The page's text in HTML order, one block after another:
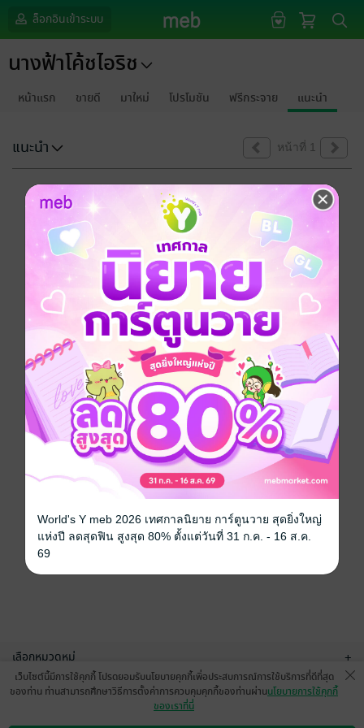
ล็อกอินเข้าระบบ
นางฟ้าโค้ชไอริช
หน้าแรก ขายดี มาใหม่ โปรโมชัน ฟรีกระจาย แนะนำ
แนะนำ หน้าที่ 1
ขออภัยด้วยนะคะ
ไม่พบข้อมูลในหัวข้อที่คุณกำลังชมค่ะ
เลือกหมวดหมู่ +
บริการช่วยเหลือ
เว็บไซต์นี้มีการใช้คุกกี้ โปรดยอมรับนโยบายคุกกี้เพื่อประสบการณ์การใช้บริการที่ดีที่สุด
ของท่าน ท่านสามารถศึกษาวิธีการตั้งค่าการควบคุมคุกกี้ของท่านผ่านนโยบายการใช้คุกกี้
ของเราที่นี่
World's Y meb 2026 เทศกาลนิยาย การ์ตูนวาย สุดยิ่งใหญ่
แห่งปี ลดสุดฟิน สูงสุด 80% ตั้งแต่วันที่ 31 ก.ค. - 16 ส.ค.
69